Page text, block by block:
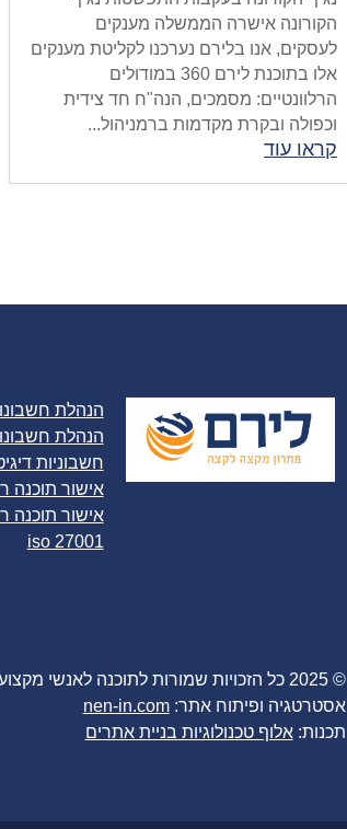
הקורונה אישרה הממשלה מענקים
לעסקים, אנו בלירם נערכנו לקליטת מענקים
אלו בתוכנת לירם 360 במודולים
הרלוונטיים: מסמכים, הנה"ח חד צידית
וכפולה ובקרת מקדמות ברמניהול...
קראו עוד
הנהלת
הנהלת
חשבוניות
אישור תוכנה
אישור תוכנה
iso 27001
© 2025 כל הזכויות שמורות לתוכנה לאנשי מקצוע לירם בע"מ
אסטרטגיה ופיתוח אתר:nen-in.com
תכנות:אלוף טכנולוגיות בניית אתרים